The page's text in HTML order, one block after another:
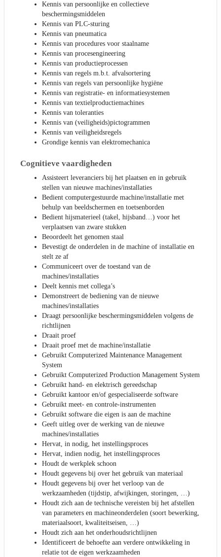
Kennis van persoonlijke en collectieve
beschermingsmiddelen
Kennis van PLC-sturing
Kennis van pneumatica
Kennis van procedures voor staalname
Kennis van procesengineering
Kennis van productieprocessen
Kennis van regels m.b.t. afvalsortering
Kennis van regels van persoonlijke hygiëne
Kennis van registratie- en informatiesystemen
Kennis van textielproductiemachines
Kennis van toleranties
Kennis van (veiligheids)pictogrammen
Kennis van veiligheidsregels
Grondige kennis van elektromechanica
Cognitieve vaardigheden
Assisteert leveranciers bij het plaatsen en in gebruik
stellen van nieuwe machines/installaties
Bedient computergestuurde machine/installatie met
behulp van beeldschermen en toetsenborden
Bedient hijsmaterieel (takel, hijsband…) voor het
verplaatsen van zware stukken
Beoordeelt het genomen staal
Bevestigt de onderdelen in de machine of installatie en
stelt ze af
Communiceert over de toestand van de
machines/installaties
Deelt kennis met collega’s
Demonstreert de bediening van de nieuwe
machines/installaties
Draagt persoonlijke beschermingsmiddelen volgens de
richtlijnen
Draait proef
Draait proef met de machine/installatie
Gebruikt Computerized Maintenance Management
System
Gebruikt Computerized Production Management System
Gebruikt hand- en elektrisch gereedschap
Gebruikt kantoor en/of gespecialiseerde software
Gebruikt meet- en controle-instrumenten
Gebruikt software die eigen is aan de machine
Geeft uitleg over de werking van de nieuwe
machines/installaties
Hervat, in nodig, het instellingsproces
Hervat, indien nodig, het instellingsproces
Houdt de werkplek schoon
Houdt gegevens bij over het gebruik van materiaal
Houdt gegevens bij over het verloop van de
werkzaamheden (tijdstip, afwijkingen, storingen, …)
Houdt zich aan de technische vereisten bij het afstellen
van parameters en machineonderdelen (soort bewerking,
materiaalsoort, kwaliteitseisen, …)
Houdt zich aan het onderhoudsrichtlijnen
Identificeert de behoefte aan verdere ontwikkeling in
relatie tot de eigen werkzaamheden